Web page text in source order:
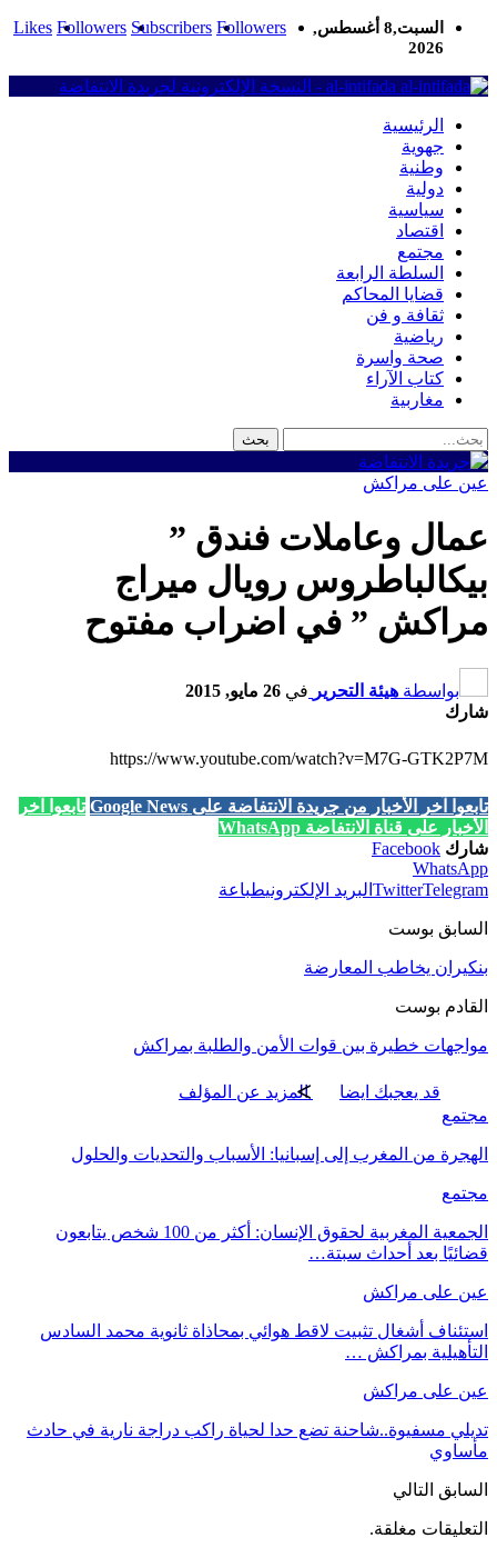
Likes Followers Subscribers Followers
السبت,8 أغسطس,
2026
al-intifada - النسخة الإلكترونية لجريدة الانتفاضة
الرئيسية
جهوية
وطنية
دولية
سياسية
اقتصاد
مجتمع
السلطة الرابعة
قضايا المحاكم
ثقافة و فن
رياضية
صحة واسرة
كتاب الآراء
مغاربية
عين على مراكش
عمال وعاملات فندق ”
بيكالباطروس رويال ميراج
مراكش ” في اضراب مفتوح
بواسطة هيئة التحرير في 26 مايو, 2015
شارك
https://www.youtube.com/watch?v=M7G-GTK2P7M
تابعوا آخر الأخبار من جريدة الانتفاضة على Google News
تابعوا آخر
الأخبار على قناة الانتفاضة WhatsApp
شارك Facebook
WhatsApp
TwitterTelegram البريد الإلكترونيطباعة
السابق بوست
بنكيران يخاطب المعارضة
القادم بوست
مواجهات خطيرة بين قوات الأمن والطلبة بمراكش
قد يعجبك ايضا
المزيد عن المؤلف
مجتمع
الهجرة من المغرب إلى إسبانيا: الأسباب والتحديات والحلول
مجتمع
الجمعية المغربية لحقوق الإنسان: أكثر من 100 شخص يتابعون
قضائيًا بعد أحداث سبتة…
عين على مراكش
استئناف أشغال تثبيت لاقط هوائي بمحاذاة ثانوية محمد السادس
التأهيلية بمراكش …
عين على مراكش
تديلي مسفيوة..شاحنة تضع حدا لحياة راكب دراجة نارية في حادث
مأساوي
السابق التالي
التعليقات مغلقة.